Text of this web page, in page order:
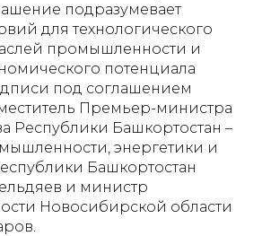
подразумевает
для технологического
промышленности и
потенциала
под соглашением
Премьер-министра
Республики Башкортостан –
энергетики и
Башкортостан
и министр
Новосибирской области